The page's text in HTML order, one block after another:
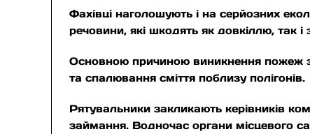
Фахівці наголошують і на серйозних
речовини, які шкодять як довкіллю, так
Основною причиною виникнення пожеж
та спалювання сміття поблизу полігонів.
Рятувальники закликають керівників
займання. Водночас органи місцевого